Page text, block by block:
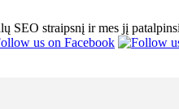
SEO straipsnį ir mes jį